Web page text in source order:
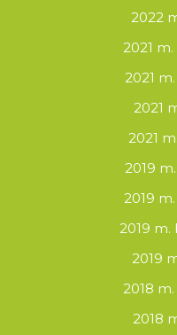
2022
2021
2021
2021
2021
2019
2019
2019 m.
2019
2018
2018